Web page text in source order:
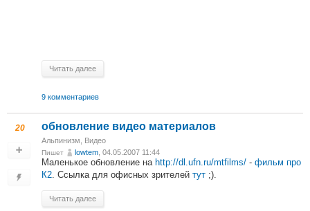
Читать далее
9 комментариев
20 обновление видео материалов
Альпинизм Видео
Пишет lowtem , 04.05.2007 11:44
Маленькое обновление на http://dl.ufn.ru/mtfilms/ - фильм про
К2 . Ссылка для офисных зрителей тут ;).
Читать далее